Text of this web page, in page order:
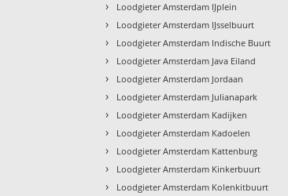
› Loodgieter Amsterdam IJplein
› Loodgieter Amsterdam IJsselbuurt
› Loodgieter Amsterdam Indische Buurt
› Loodgieter Amsterdam Java Eiland
› Loodgieter Amsterdam Jordaan
› Loodgieter Amsterdam Julianapark
› Loodgieter Amsterdam Kadijken
› Loodgieter Amsterdam Kadoelen
› Loodgieter Amsterdam Kattenburg
› Loodgieter Amsterdam Kinkerbuurt
› Loodgieter Amsterdam Kolenkitbuurt